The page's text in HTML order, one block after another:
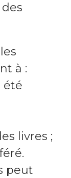
à :
été
livres ;
peut